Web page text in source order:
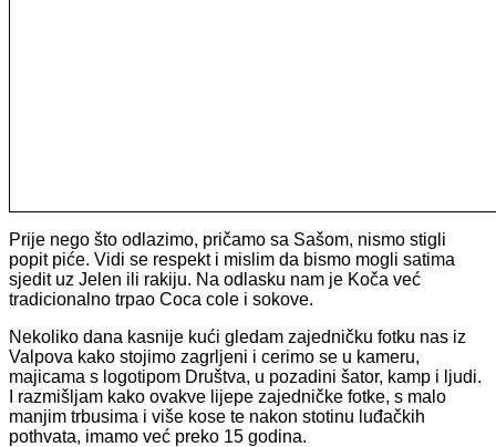
Prije nego što odlazimo, pričamo sa Sašom, nismo stigli
popit piće. Vidi se respekt i mislim da bismo mogli satima
sjedit uz Jelen ili rakiju. Na odlasku nam je Koča već
tradicionalno trpao Coca cole i sokove.
Nekoliko dana kasnije kući gledam zajedničku fotku nas iz
Valpova kako stojimo zagrljeni i cerimo se u kameru,
majicama s logotipom Društva, u pozadini šator, kamp i ljudi.
I razmišljam kako ovakve lijepe zajedničke fotke, s malo
manjim trbusima i više kose te nakon stotinu luđačkih
pothvata, imamo već preko 15 godina.